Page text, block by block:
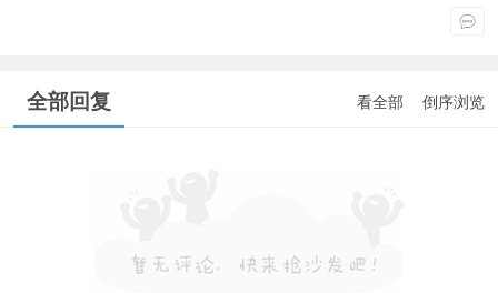
全部回复 看全部 倒序浏览